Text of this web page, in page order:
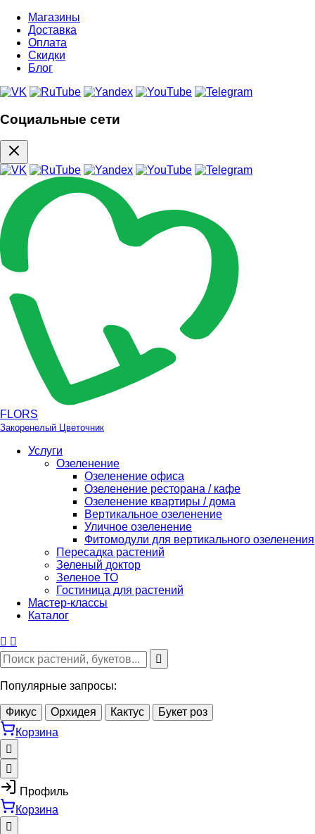
Магазины
Доставка
Оплата
Скидки
Блог
Социальные сети
FLORS
Закоренелый Цветочник
Услуги
Озеленение
Озеленение офиса
Озеленение ресторана / кафе
Озеленение квартиры / дома
Вертикальное озеленение
Уличное озеленение
Фитомодули для вертикального озеленения
Пересадка растений
Зеленый доктор
Зеленое ТО
Гостиница для растений
Мастер-классы
Каталог
Популярные запросы:
Фикус Орхидея Кактус
Букет роз
Корзина
Профиль
Корзина